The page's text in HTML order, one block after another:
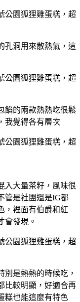
孔洞用來散熱氣，這
餡的兩款熱熱吃很鬆
我覺得各有層次
入大量茶籽，風味很
管是社團還是IG都
，裡面有伯爵和紅
會發現。
別是熱熱的時候吃，
比較明顯，好適合再
糕也能這麼有特色